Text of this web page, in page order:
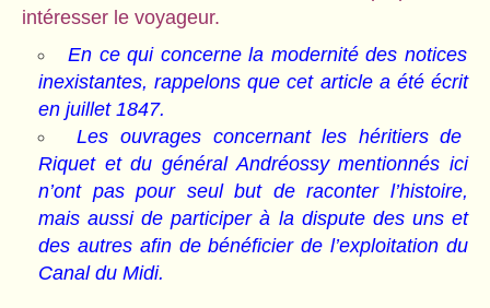
intéresser le voyageur.
En ce qui concerne la modernité des notices
inexistantes, rappelons que cet article a été écrit
en juillet 1847.
Les ouvrages concernant les héritiers de
Riquet et du général Andréossy mentionnés ici
n’ont pas pour seul but de raconter l’histoire,
mais aussi de participer à la dispute des uns et
des autres afin de bénéficier de l’exploitation du
Canal du Midi.